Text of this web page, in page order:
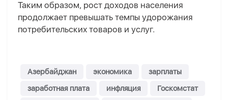
Таким образом, рост доходов населения
продолжает превышать темпы удорожания
потребительских товаров и услуг.
Азербайджан экономика
зарплаты
заработная плата
инфляция
Госкомстат